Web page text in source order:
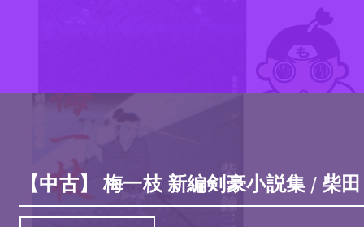
【中古】 梅一枝 新編剣豪小説集 / 柴